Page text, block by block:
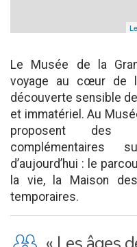
Le Musée de la
voyage au cœur de
découverte sensible
et immatériel. Au
proposent des
complémentaires
d’aujourd’hui : le
la vie, la Maison
temporaires.